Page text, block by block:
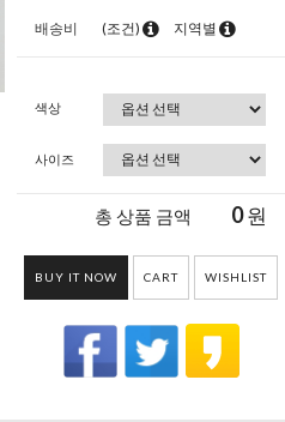
배송비 (조건) 지역별
색상
사이즈
총 상품 금액 0원
BUY IT NOW CART WISHLIST